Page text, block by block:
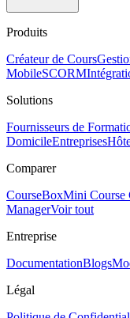
Produits
Créateur de Cours
MobileSCORM
Solutions
Fournisseurs de
DomicileEntreprises
Comparer
CourseBoxMini Course
ManagerVoir tout
Entreprise
DocumentationBlogs
Légal